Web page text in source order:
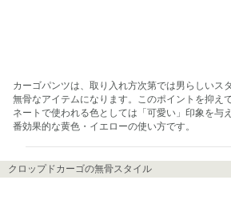
カーゴパンツは、取り入れ方次第では男らしい
無骨なアイテムになります。このポイントを抑え
ネートで使われる色としては「可愛い」印象を与
番効果的な黄色・イエローの使い方です。
クロップドカーゴの無骨スタイル